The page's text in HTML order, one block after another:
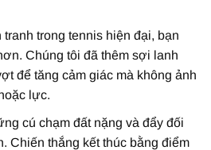
tranh trong tennis hiện đại, bạn
Chúng tôi đã thêm sợi lanh
để tăng cảm giác mà không ảnh
lực.
cú chạm đất nặng và đẩy đối
Chiến thắng kết thúc bằng điểm